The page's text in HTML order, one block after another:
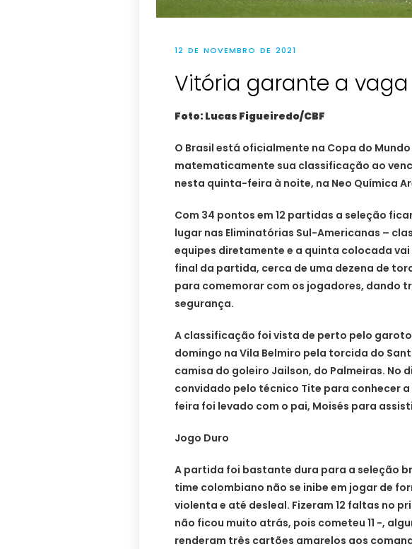
12 DE NOVEMBRO DE 2021
Vitória garante a
Foto: Lucas Figueiredo/CBF
O Brasil está oficialmente na Copa do
matematicamente sua classificação ao
nesta quinta-feira à noite, na Neo Química
Com 34 pontos em 12 partidas a seleção
lugar nas Eliminatórias Sul-Americanas –
equipes diretamente e a quinta colocada vai
final da partida, cerca de uma dezena de
para comemorar com os jogadores, dando
segurança.
A classificação foi vista de perto pelo
domingo na Vila Belmiro pela torcida do
camisa do goleiro Jailson, do Palmeiras. No
convidado pelo técnico Tite para conhecer
feira foi levado com o pai, Moisés para
Jogo Duro
A partida foi bastante dura para a seleção
time colombiano não se inibe em jogar de
violenta e até desleal. Fizeram 12 faltas no
não ficou muito atrás, pois cometeu 11 -,
renderam três cartões amarelos aos